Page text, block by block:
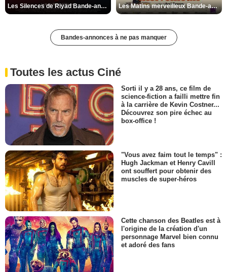
Les Silences de Riyad Bande-annonce VO STFR Les Matins merveilleux Bande-annonce VF
Bandes-annonces à ne pas manquer
Toutes les actus Ciné
Sorti il y a 28 ans, ce film de
science-fiction a failli mettre fin
à la carrière de Kevin Costner...
Découvrez son pire échec au
box-office !
"Vous avez faim tout le temps" :
Hugh Jackman et Henry Cavill
ont souffert pour obtenir des
muscles de super-héros
Cette chanson des Beatles est à
l'origine de la création d'un
personnage Marvel bien connu
et adoré des fans